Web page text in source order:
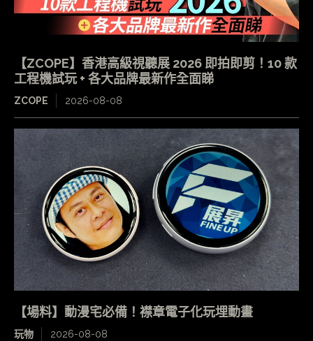
【ZCOPE】香港高級視聽展 2026 即拍即剪！10 款
工程機試玩 + 各大品牌最新作全面睇
ZCOPE 2026-08-08
【場料】動漫宅必備！襟章電子化玩埋動畫
玩物 2026-08-08